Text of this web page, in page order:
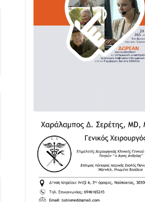
Άγιος Νικόλαος | Αυτοψία
03/08 • 11:11
Με Αρχιερατική Λαμπρότητα η
Πανήγυρη της
Σωτήρος στο Γολέμι
Διαβάστε την «Ναυπακτία» που
κυκλοφορεί
31/07 • 08:16
Δωρίδα για Όλους: «Καμία
των νερών στην ΕΥΔΑΠ»
28/07 • 21:46